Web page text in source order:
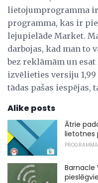
lietojumprogramma
programma, kas ir
lejupielāde Market.
darbojas, kad man to
bez reklāmām un
izvēlieties versiju
tādas pašas iespējas,
Alike posts
Ātrie
lietotnes
Barnacle